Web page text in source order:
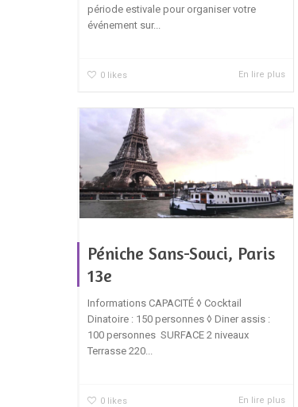
période estivale pour organiser votre
événement sur...
0 likes En lire plus
Péniche Sans-Souci, Paris
13e
Informations CAPACITÉ ◊ Cocktail
Dinatoire : 150 personnes ◊ Diner assis :
100 personnes SURFACE 2 niveaux
Terrasse 220...
0 likes En lire plus